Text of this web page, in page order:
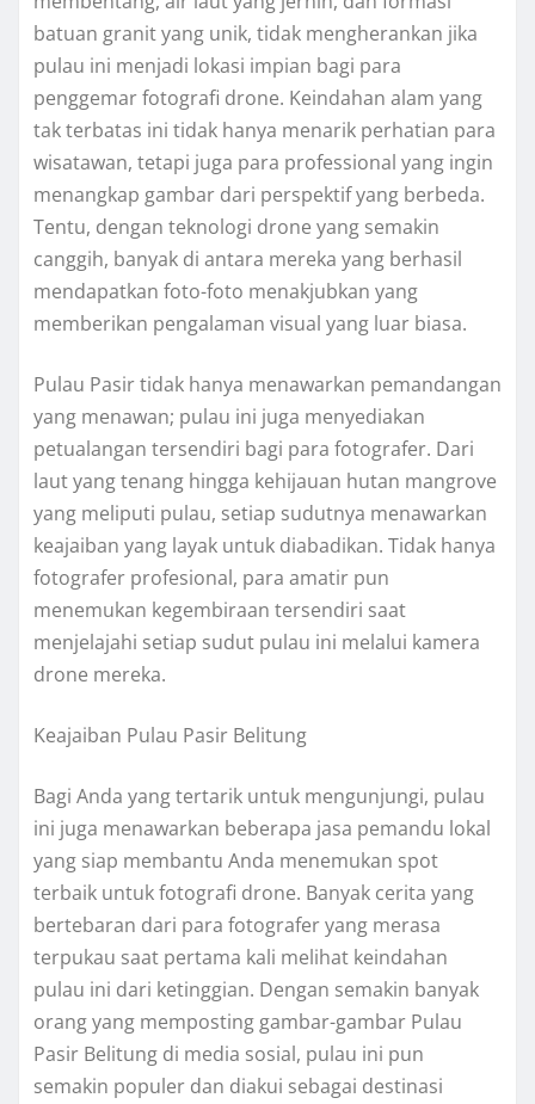
batuan granit yang unik, tidak mengherankan jika
pulau ini menjadi lokasi impian bagi para
penggemar fotografi drone. Keindahan alam yang
tak terbatas ini tidak hanya menarik perhatian para
wisatawan, tetapi juga para professional yang ingin
menangkap gambar dari perspektif yang berbeda.
Tentu, dengan teknologi drone yang semakin
canggih, banyak di antara mereka yang berhasil
mendapatkan foto-foto menakjubkan yang
memberikan pengalaman visual yang luar biasa.
Pulau Pasir tidak hanya menawarkan pemandangan
yang menawan; pulau ini juga menyediakan
petualangan tersendiri bagi para fotografer. Dari
laut yang tenang hingga kehijauan hutan mangrove
yang meliputi pulau, setiap sudutnya menawarkan
keajaiban yang layak untuk diabadikan. Tidak hanya
fotografer profesional, para amatir pun
menemukan kegembiraan tersendiri saat
menjelajahi setiap sudut pulau ini melalui kamera
drone mereka.
Keajaiban Pulau Pasir Belitung
Bagi Anda yang tertarik untuk mengunjungi, pulau
ini juga menawarkan beberapa jasa pemandu lokal
yang siap membantu Anda menemukan spot
terbaik untuk fotografi drone. Banyak cerita yang
bertebaran dari para fotografer yang merasa
terpukau saat pertama kali melihat keindahan
pulau ini dari ketinggian. Dengan semakin banyak
orang yang memposting gambar-gambar Pulau
Pasir Belitung di media sosial, pulau ini pun
semakin populer dan diakui sebagai destinasi